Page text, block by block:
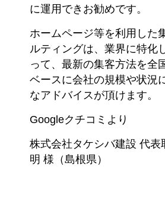
に運用できお勧めです。
ホームページ等を利用した
ルティングは、業界に特化
って、最新の集客方法を全
ベースに会社の規模や状況
なアドバイスが頂けます。
Googleクチコミより
株式会社タケシバ建設 代表
明 様（島根県）